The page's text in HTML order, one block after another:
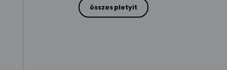
összes pletyit